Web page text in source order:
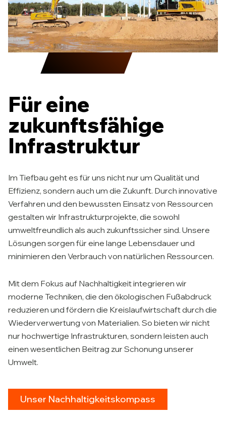
Für eine
zukunftsfähige
Infrastruktur
Im Tiefbau geht es für uns nicht nur um Qualität und
Effizienz, sondern auch um die Zukunft. Durch innovative
Verfahren und den bewussten Einsatz von Ressourcen
gestalten wir Infrastrukturprojekte, die sowohl
umweltfreundlich als auch zukunftssicher sind. Unsere
Lösungen sorgen für eine lange Lebensdauer und
minimieren den Verbrauch von natürlichen Ressourcen.
Mit dem Fokus auf Nachhaltigkeit integrieren wir
moderne Techniken, die den ökologischen Fußabdruck
reduzieren und fördern die Kreislaufwirtschaft durch die
Wiederverwertung von Materialien. So bieten wir nicht
nur hochwertige Infrastrukturen, sondern leisten auch
einen wesentlichen Beitrag zur Schonung unserer
Umwelt.
Unser Nachhaltigkeitskompass